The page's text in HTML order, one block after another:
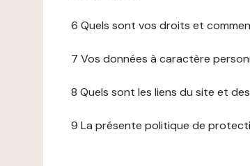
6 Quels sont vos droits et
7 Vos données à caractère
8 Quels sont les liens du site et
9 La présente politique de